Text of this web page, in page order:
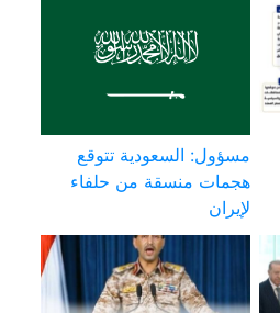
مسؤول: السعودية تتوقع
هجمات منسقة من حلفاء
لإيران